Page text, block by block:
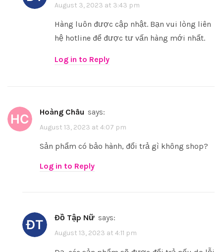
August 3, 2023 at 3:43 pm
Hàng luôn được cập nhật. Bạn vui lòng liên
hệ hotline để được tư vấn hàng mới nhất.
Log in to Reply
Hoàng Châu says:
August 13, 2023 at 4:07 pm
Sản phẩm có bảo hành, đổi trả gì không shop?
Log in to Reply
Đồ Tập Nữ says:
August 13, 2023 at 4:11 pm